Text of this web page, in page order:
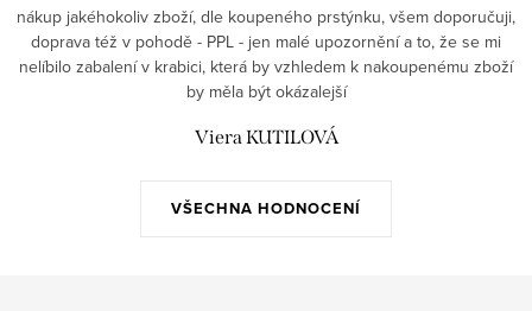
VŠECHNA HODNOCENÍ
nákup jakéhokoliv zboží, dle koupeného prstýnku, všem doporučuji,
doprava též v pohodě - PPL - jen malé upozornění a to, že se mi
nelíbilo zabalení v krabici, která by vzhledem k nakoupenému zboží
by měla být okázalejší
Viera KUTILOVÁ